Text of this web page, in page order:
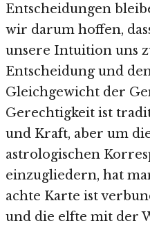
Entscheidungen
wir darum hoffen,
unsere Intuition uns
Entscheidung und
Gleichgewicht der
Gerechtigkeit ist
und Kraft, aber um
astrologischen
einzugliedern, hat
achte Karte ist
und die elfte mit der